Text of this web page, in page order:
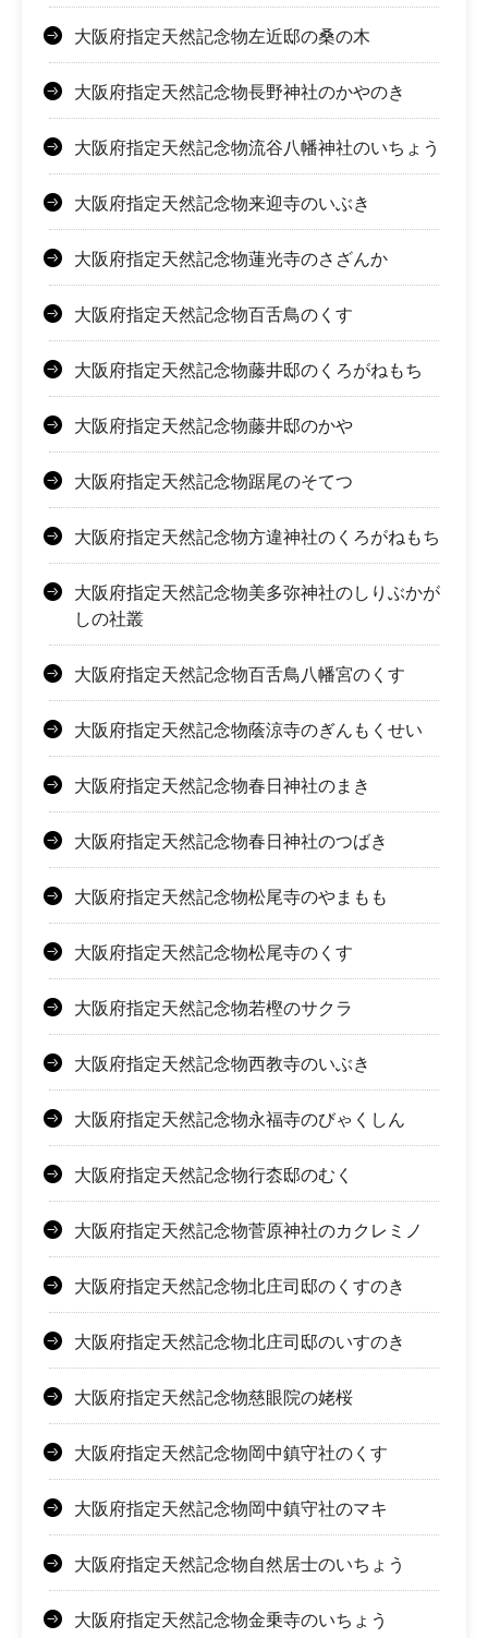
大阪府指定天然記念物左近邸の桑の木
大阪府指定天然記念物長野神社のかやのき
大阪府指定天然記念物流谷八幡神社のいちょう
大阪府指定天然記念物来迎寺のいぶき
大阪府指定天然記念物蓮光寺のさざんか
大阪府指定天然記念物百舌鳥のくす
大阪府指定天然記念物藤井邸のくろがねもち
大阪府指定天然記念物藤井邸のかや
大阪府指定天然記念物踞尾のそてつ
大阪府指定天然記念物方違神社のくろがねもち
大阪府指定天然記念物美多弥神社のしりぶかが
しの社叢
大阪府指定天然記念物百舌鳥八幡宮のくす
大阪府指定天然記念物蔭涼寺のぎんもくせい
大阪府指定天然記念物春日神社のまき
大阪府指定天然記念物春日神社のつばき
大阪府指定天然記念物松尾寺のやまもも
大阪府指定天然記念物松尾寺のくす
大阪府指定天然記念物若樫のサクラ
大阪府指定天然記念物西教寺のいぶき
大阪府指定天然記念物永福寺のびゃくしん
大阪府指定天然記念物行枩邸のむく
大阪府指定天然記念物菅原神社のカクレミノ
大阪府指定天然記念物北庄司邸のくすのき
大阪府指定天然記念物北庄司邸のいすのき
大阪府指定天然記念物慈眼院の姥桜
大阪府指定天然記念物岡中鎮守社のくす
大阪府指定天然記念物岡中鎮守社のマキ
大阪府指定天然記念物自然居士のいちょう
大阪府指定天然記念物金乗寺のいちょう